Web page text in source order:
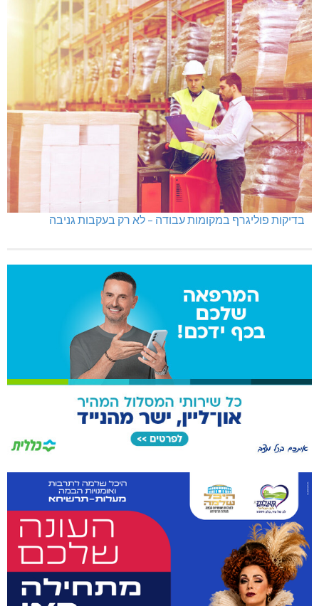
בדיקות פוליגרף במקומות עבודה – לא רק בעקבות גניבה